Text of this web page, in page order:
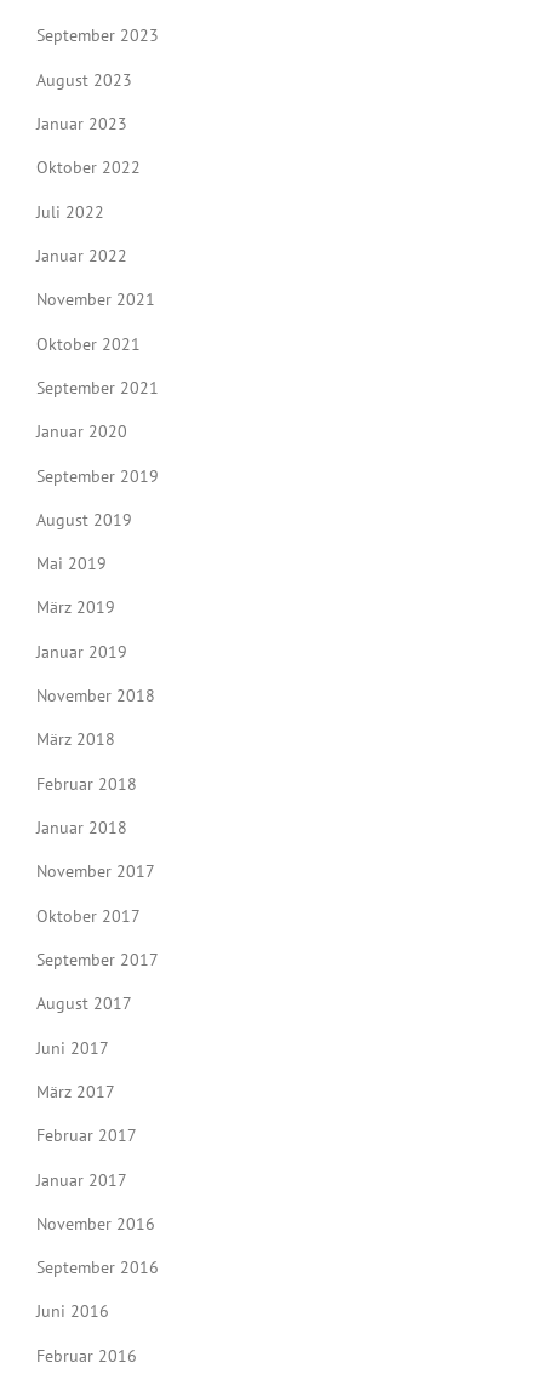
September 2023
August 2023
Januar 2023
Oktober 2022
Juli 2022
Januar 2022
November 2021
Oktober 2021
September 2021
Januar 2020
September 2019
August 2019
Mai 2019
März 2019
Januar 2019
November 2018
März 2018
Februar 2018
Januar 2018
November 2017
Oktober 2017
September 2017
August 2017
Juni 2017
März 2017
Februar 2017
Januar 2017
November 2016
September 2016
Juni 2016
Februar 2016